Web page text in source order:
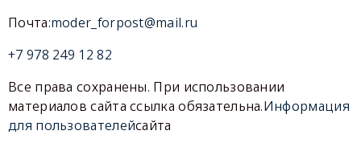
Почта:moder_forpost@mail.ru
+7 978 249 12 82
Все права сохранены. При использовании
материалов сайта ссылка обязательна.Информация
для пользователейсайта